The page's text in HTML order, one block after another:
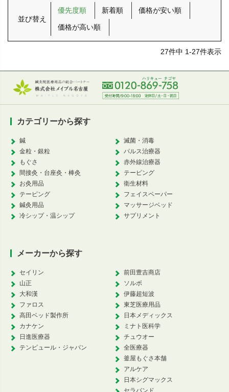
並び替え
優先度順 新着順 価格が安い順
価格が高い順
27件中 1-27件表示
カテゴリーから探す
鍼
金粒・銀粒
もぐさ
間接灸・台座灸・棒灸
お灸用品
テーピング
鍼灸用品
冷シップ・温シップ
滅菌・消毒
パルス治療器
赤外線治療器
テーピング
衛生材料
フェイスペーパー
マッサージベッド
サプリメント
メーカーから探す
セイリン
山正
大和漢
ファロス
高田ベッド製作所
カナケン
日進医療器
テンピュール・ジャパン
前田豊吉商店
ソルボ
伊藤超短波
東芝医療用品
日本メディックス
ミナト医科学
チュウオー
全医療器
釜屋もぐさ本舗
アルケア
日本シグマックス